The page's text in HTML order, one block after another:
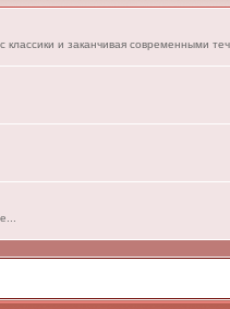
и заканчивая современными